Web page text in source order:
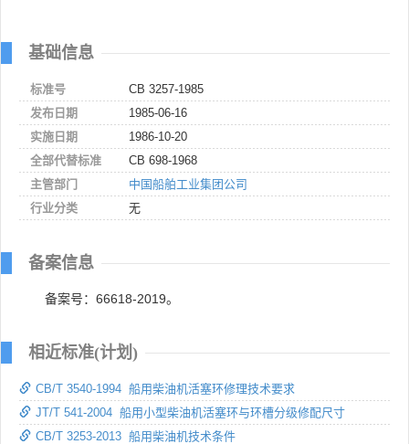
基础信息
标准号
CB 3257-1985
发布日期
1985-06-16
实施日期
1986-10-20
全部代替标准
CB 698-1968
主管部门
中国船舶工业集团公司
行业分类
无
备案信息
备案号：66618-2019。
相近标准(计划)
CB/T 3540-1994 船用柴油机活塞环修理技术要求
JT/T 541-2004 船用小型柴油机活塞环与环槽分级修配尺寸
CB/T 3253-2013 船用柴油机技术条件